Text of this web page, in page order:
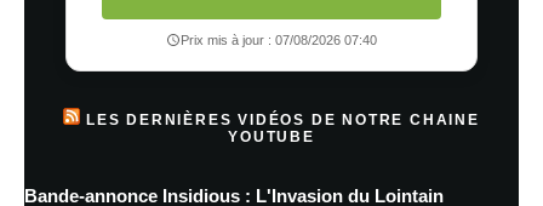
Prix mis à jour : 07/08/2026 07:40
LES DERNIÈRES VIDÉOS DE NOTRE CHAINE
YOUTUBE
Bande-annonce Insidious : L'Invasion du Lointain